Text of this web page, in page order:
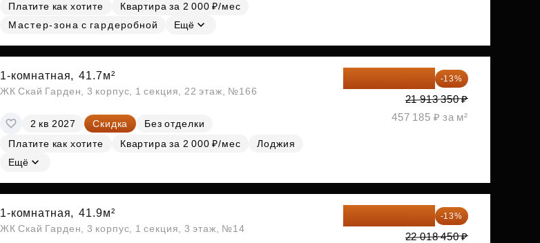
Платите как хотите
Квартира за 2 000 ₽/мес
Мастер-зона с гардеробной
Ещё
1-комнатная, 41.7м²
ЖК Скай Гарден, 3 корпус, 1 секция, 22 этаж, №166
2 кв 2027 Скидка
Без отделки
Платите как хотите
Квартира за 2 000 ₽/мес
Лоджия
Ещё
-13%
21 913 350 ₽
457 185 ₽ за м²
1-комнатная, 41.9м²
ЖК Скай Гарден, 3 корпус, 1 секция, 3 этаж, №14
-13%
22 018 450 ₽